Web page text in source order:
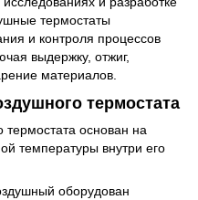
термостаты
и контроля процессов
выдержку, отжиг,
материалов.
термостата
основан на
температуры внутри его
оборудован